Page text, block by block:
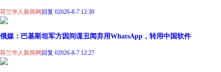
荷兰华人新闻网回复 02026-8-7 12:30
俄媒：巴基斯坦军方因间谍丑闻弃用WhatsApp，转用中国软件
荷兰华人新闻网 回复 02026-8-7 12:27